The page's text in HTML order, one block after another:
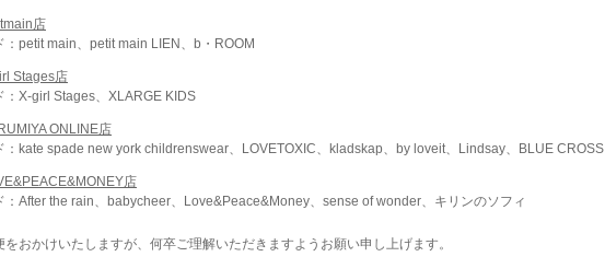
店
：petit main、petit main LIEN、b・ROOM
Stages店
：X-girl Stages、XLARGE KIDS
ONLINE店
：kate spade new york childrenswear、LOVETOXIC、kladskap、by loveit、Lindsay、BLUE CROSS
店
：After the rain、babycheer、Love&Peace&Money、sense of wonder、キリンのソフィ
をおかけいたしますが、何卒ご理解いただきますようお願い申し上げます。